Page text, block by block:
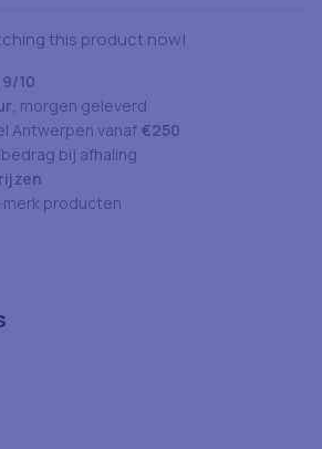
this product now!
9/10
, morgen geleverd
Antwerpen vanaf €250
bij afhaling
merk producten